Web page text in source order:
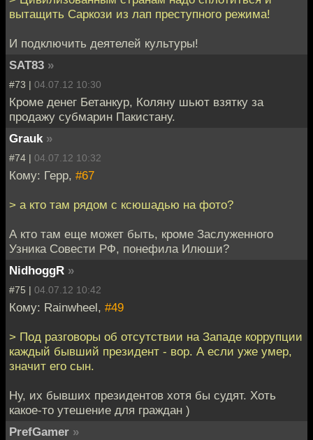
вытащить Саркози из лап преступного режима!
И подключить деятелей культуры!
SAT83 »
#73 | 04.07.12 10:30
Кроме денег Бетанкур, Коляну шьют взятку за
продажу субмарин Пакистану.
Grauk »
#74 | 04.07.12 10:32
Кому: Герр, #67
> а кто там рядом с ксюшадью на фото?
А кто там еще может быть, кроме Заслуженного
Узника Совести РФ, понефила Илюши?
NidhoggR »
#75 | 04.07.12 10:42
Кому: Rainwheel, #49
> Под разговоры об отсутствии на Западе коррупции
каждый бывший президент - вор. А если уже умер,
значит его сын.
Ну, их бывших президентов хотя бы судят. Хоть
какое-то утешение для граждан )
PrefGamer »